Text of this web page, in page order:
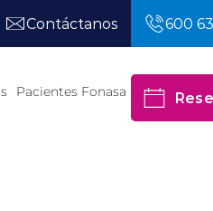
Contáctanos
600
Pacientes Fonasa